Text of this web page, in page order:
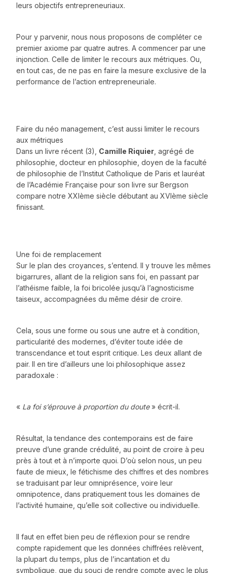
leurs objectifs entrepreneuriaux.
Pour y parvenir, nous nous proposons de compléter ce
premier axiome par quatre autres. A commencer par une
injonction. Celle de limiter le recours aux métriques. Ou,
en tout cas, de ne pas en faire la mesure exclusive de la
performance de l’action entrepreneuriale.
Faire du néo management, c’est aussi limiter le recours
aux métriques
Dans un livre récent (3), Camille Riquier, agrégé de
philosophie, docteur en philosophie, doyen de la faculté
de philosophie de l’Institut Catholique de Paris et lauréat
de l’Académie Française pour son livre sur Bergson
compare notre XXIème siècle débutant au XVIème siècle
finissant.
Une foi de remplacement
Sur le plan des croyances, s’entend. Il y trouve les mêmes
bigarrures, allant de la religion sans foi, en passant par
l’athéisme faible, la foi bricolée jusqu’à l’agnosticisme
taiseux, accompagnées du même désir de croire.
Cela, sous une forme ou sous une autre et à condition,
particularité des modernes, d’éviter toute idée de
transcendance et tout esprit critique. Les deux allant de
pair. Il en tire d’ailleurs une loi philosophique assez
paradoxale :
« La foi s’éprouve à proportion du doute» écrit-il.
Résultat, la tendance des contemporains est de faire
preuve d’une grande crédulité, au point de croire à peu
près à tout et à n’importe quoi. D’où selon nous, un peu
faute de mieux, le fétichisme des chiffres et des nombres
se traduisant par leur omniprésence, voire leur
omnipotence, dans pratiquement tous les domaines de
l’activité humaine, qu’elle soit collective ou individuelle.
Il faut en effet bien peu de réflexion pour se rendre
compte rapidement que les données chiffrées relèvent,
la plupart du temps, plus de l’incantation et du
symbolique, que du souci de rendre compte avec le plus